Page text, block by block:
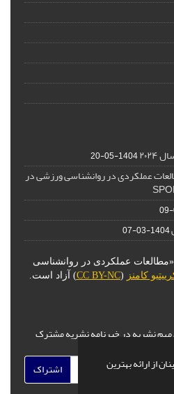
از ارائه بهترین
1404-05-20
عملکردی در روانشناسی ورزشی در
1404-03-07
عملکردی در روانشناسی
کامنز (
CC BY-NC) آزاد است.
مهم نشریه در خبرنامه نشریه مشترک
اشتراک